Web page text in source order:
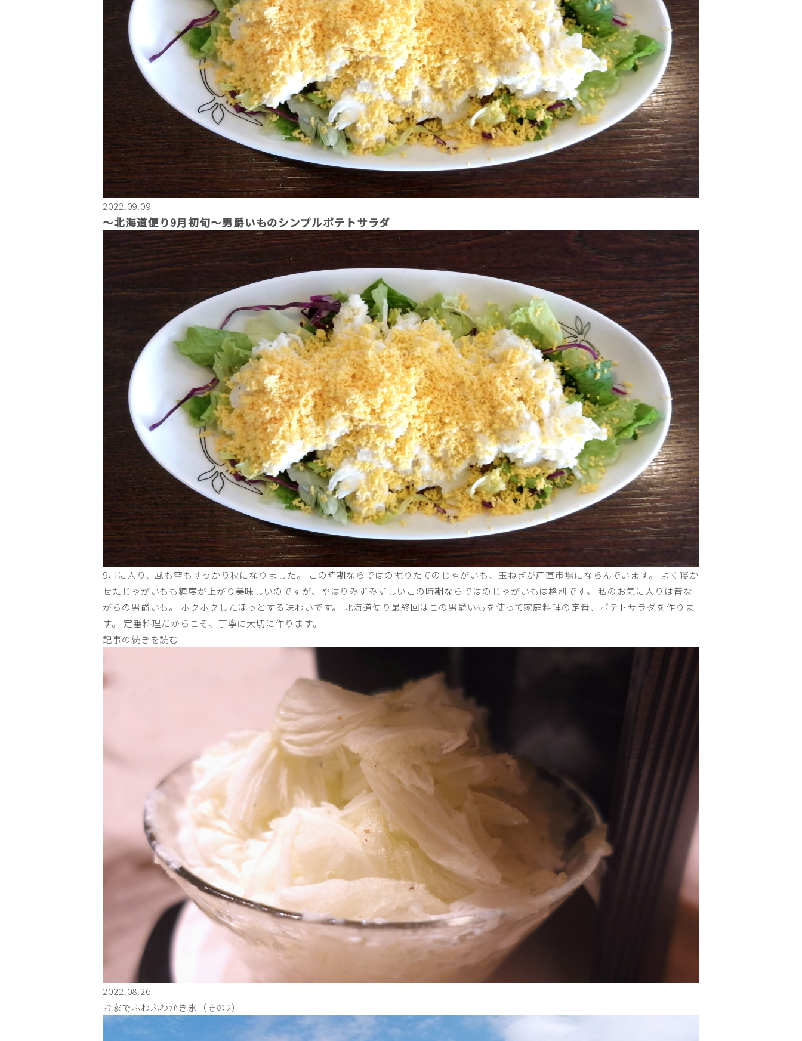
2022.09.09
〜北海道便り9月初旬～男爵いものシンプルポテトサラダ
9月に入り、風も空もすっかり秋になりました。 この時期ならではの掘りたてのじゃがいも、玉ねぎが産直市場にならんでいます。 よく寝か
せたじゃがいもも糖度が上がり美味しいのですが、やはりみずみずしいこの時期ならではのじゃがいもは格別です。 私のお気に入りは昔な
がらの男爵いも。 ホクホクしたほっとする味わいです。 北海道便り最終回はこの男爵いもを使って家庭料理の定番、ポテトサラダを作りま
す。 定番料理だからこそ、丁寧に大切に作ります。
記事の続きを読む
2022.08.26
お家でふわふわかき氷（その2）